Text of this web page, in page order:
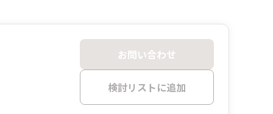
お問い合わせ
検討リストに追加